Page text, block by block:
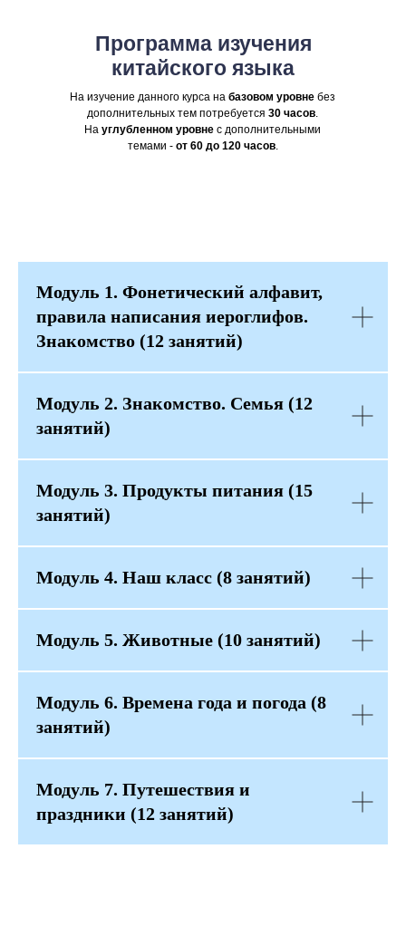
Программа изучения
китайского языка
На изучение данного курса на базовом уровне без
дополнительных тем потребуется 30 часов.
На углубленном уровне с дополнительными
темами - от 60 до 120 часов.
Модуль 1. Фонетический алфавит,
правила написания иероглифов.
Знакомство (12 занятий)
Модуль 2. Знакомство. Семья (12
занятий)
Модуль 3. Продукты питания (15
занятий)
Модуль 4. Наш класс (8 занятий)
Модуль 5. Животные (10 занятий)
Модуль 6. Времена года и погода (8
занятий)
Модуль 7. Путешествия и
праздники (12 занятий)